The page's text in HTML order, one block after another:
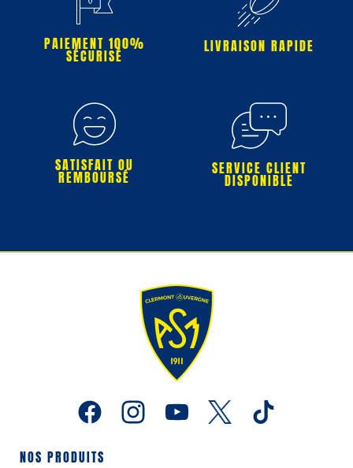
PAIEMENT 100%
SÉCURISÉ
LIVRAISON RAPIDE
SATISFAIT OU
REMBOURSÉ SERVICE CLIENT
DISPONIBLE
NOS PRODUITS